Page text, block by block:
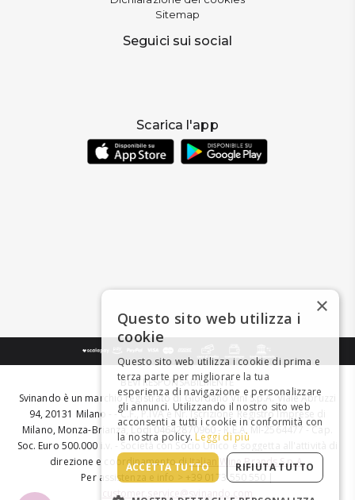
Sitemap
Seguici sui social
Scarica l'app
BEVI RESPONSABILMENTE
Svinando è un marchio registrato di Giordano Vini S.p.A. Viale Abruzzi
94, 20131 Milano - - C.F., P.IVA e Nr. Iscrizione Registro Imprese di
Milano, Monza-Brianza, Lodi 04642870960 - R.E.A. MI-2564477 - Cap.
Soc. Euro 500.000 i.v. - Società con Socio Unico e soggetta all'attività di
direzione e coordinamento diItalian Wine Brands S.p.A.
Per assistenza e info > +39 0173 550 550 |
customer.service@svinando.com
×
Questo sito web utilizza i
cookie
Questo sito web utilizza i cookie di prima e
terza parte per migliorare la tua
esperienza di navigazione e personalizzare
gli annunci. Utilizzando il nostro sito web
acconsenti a tutti i cookie in conformità con
la nostra policy. Leggi di più
ACCETTA TUTTO RIFIUTA TUTTO